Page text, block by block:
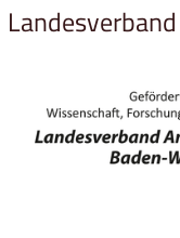
Landesverband